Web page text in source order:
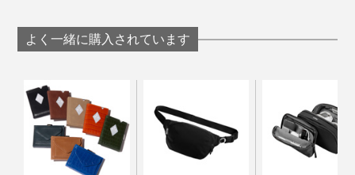
ーリング|Orbitkey
よく一緒に購入されています